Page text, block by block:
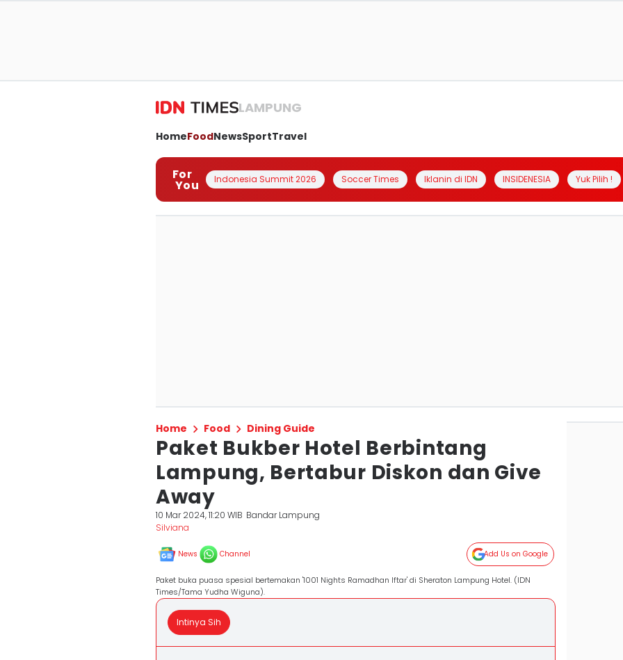
LAMPUNG
HomeFoodNewsSportTravel
For
You Indonesia Summit 2026 Soccer Times Iklanin di IDN INSIDENESIA Yuk Pilih !
Home Food Dining Guide
Paket Bukber Hotel Berbintang
Lampung, Bertabur Diskon dan Give
Away
10 Mar 2024, 11:20 WIB Bandar Lampung
Silviana
News Channel Add Us on Google
Paket buka puasa spesial bertemakan '1001 Nights Ramadhan Iftar' di Sheraton Lampung Hotel. (IDN
Times/Tama Yudha Wiguna).
Intinya Sih